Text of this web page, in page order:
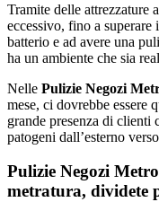
Tramite delle attrezzature
eccessivo, fino a
batterio e ad avere una
ha un ambiente che sia
Nelle Pulizie Negozi
mese, ci dovrebbe essere
grande presenza di clienti
patogeni dall’esterno
Pulizie Negozi
metratura, dividete